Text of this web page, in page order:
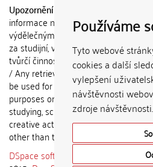
Používáme
Tyto webové
cookies a další
vylepšení
návštěvnosti
zdroje návštěvnosti.
Upozornění / Notice:
informace nemohou být použity k
výdělečným účelům nebo vydávány
za studijní, vědeckou nebo jinou
tvůrčí činnost jiné osoby než autora.
/ Any retrieved information shall not
be used for any commercial
purposes or claimed as results of
studying, scientific or any other
creative activities of any person
other than the author.
DSpace software
copyright © 2002-